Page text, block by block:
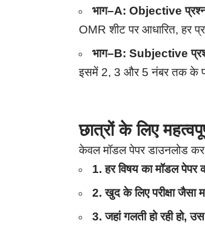
भाग–A: Objective
OMR शीट पर आधारित, हर
भाग–B: Subjective
इसमें 2, 3 और 5 नंबर तक के
छात्रों के लिए
केवल मॉडल पेपर डाउनलोड कर
1. हर विषय का मॉडल
2. खुद के लिए परीक्षा जैसा
3. जहां गलती हो रही हो,